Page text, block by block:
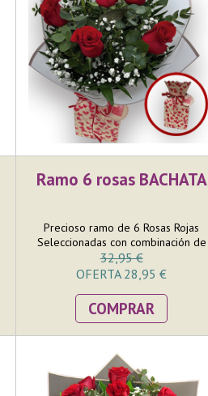
Ramo 6 rosas BACHATA
Precioso ramo de 6 Rosas Rojas
Seleccionadas con combinación de
verdes decorativos. Se trata de un
ramo redondo, ideal para poner en
ramo es mediano pero llamativo
donde en la confección nos
AQUABASE, que va colocado dentro
de una bolsa de papel kraft con
corazones.
32,95 €
OFERTA 28,95 €
COMPRAR